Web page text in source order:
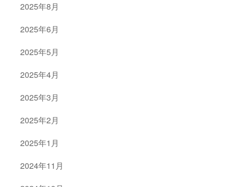
2025年8月
2025年6月
2025年5月
2025年4月
2025年3月
2025年2月
2025年1月
2024年11月